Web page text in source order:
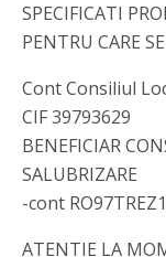
SPECIFICATI
PENTRU CARE
Cont Consiliul
CIF 39793629
BENEFICIAR
SALUBRIZARE
-cont
ATENTIE LA